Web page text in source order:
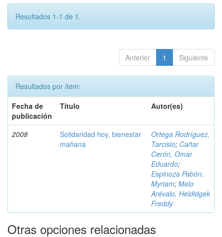
Resultados 1-1 de 1.
Anterior 1 Siguiente
Resultados por ítem:
Fecha de
publicación
Título Autor(es)
2008
Solidaridad hoy, bienestar
mañana
Ortega Rodríguez,
Tarcisio; Cañar
Cerón, Omar
Eduardo;
Espinoza Pabón,
Myriam; Melo
Arévalo, Heldidgek
Freddy
Otras opciones relacionadas